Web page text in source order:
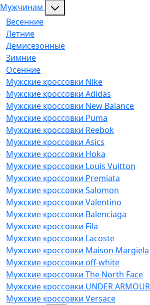
Мужчинам
Весенние
Летние
Демисезонные
Зимние
Осенние
Мужские кроссовки Nike
Мужские кроссовки Adidas
Мужские кроссовки New Balance
Мужские кроссовки Puma
Мужские кроссовки Reebok
Мужские кроссовки Asics
Мужские кроссовки Hoka
Мужские кроссовки Louis Vuitton
Мужские кроссовки Premiata
Мужские кроссовки Salomon
Мужские кроссовки Valentino
Мужские кроссовки Balenciaga
Мужские кроссовки Fila
Мужские кроссовки Lacoste
Мужские кроссовки Maison Margiela
Мужские кроссовки off-white
Мужские кроссовки The North Face
Мужские кроссовки UNDER ARMOUR
Мужские кроссовки Versace